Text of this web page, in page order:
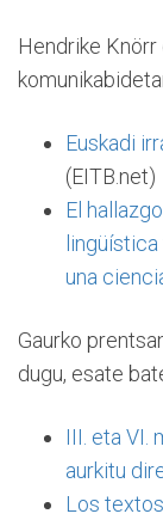
Hendrike
Euskadi
(EITB.net)
El
una
Gaurko
dugu, esate
III. eta VI.
aurkitu
Los